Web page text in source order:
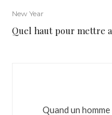
New Year
Quel haut pour mettre
Quand un